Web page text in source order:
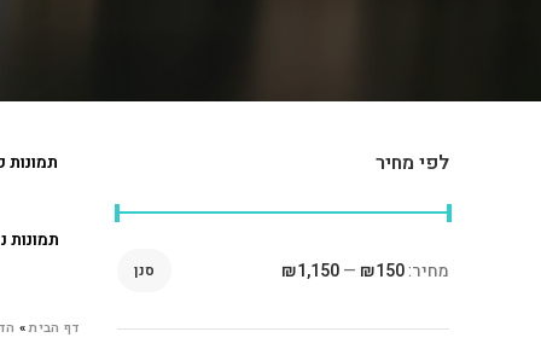
לפי מחיר
סנן מחיר:₪150
—
₪1,150
תמונות
תמונות
דף הבית»